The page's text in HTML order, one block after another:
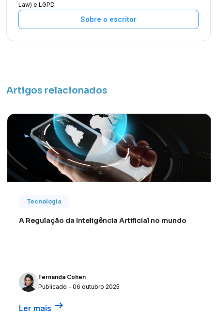
Law) e LGPD.
Sobre o escritor
Artigos relacionados
Tecnologia
A Regulação da Inteligência Artificial no mundo
Fernanda Cohen
Publicado - 06 outubro 2025
Ler mais arrow_right_alt